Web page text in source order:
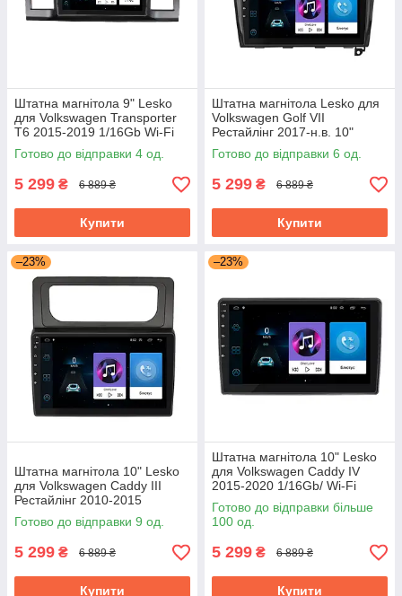
Штатна магнітола 9" Lesko
для Volkswagen Transporter
T6 2015-2019 1/16Gb Wi-Fi
GPS Base Вольксваген
Готово до відправки 4 од.
5 299 ₴ 6 889 ₴
Купити
Штатна магнітола Lesko для
Volkswagen Golf VII
Рестайлінг 2017-н.в. 10"
1/16Gb Wi-Fi GPS Base
Готово до відправки 6 од.
5 299 ₴ 6 889 ₴
Купити
–23%
Штатна магнітола 10" Lesko
для Volkswagen Caddy III
Рестайлінг 2010-2015
1/16Gb/ Wi-Fi Optima
Вольксваген
Готово до відправки 9 од.
5 299 ₴ 6 889 ₴
Купити
–23%
Штатна магнітола 10" Lesko
для Volkswagen Caddy IV
2015-2020 1/16Gb/ Wi-Fi
Optima Вольксваген
Готово до відправки більше
100 од.
5 299 ₴ 6 889 ₴
Купити